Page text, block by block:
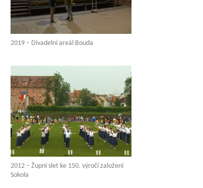
2019 – Divadelní areál Bouda
2012 – Župní slet ke 150. výročí založení
Sokola